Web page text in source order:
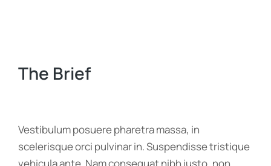
The Brief
Vestibulum posuere pharetra massa, in
scelerisque orci pulvinar in. Suspendisse tristique